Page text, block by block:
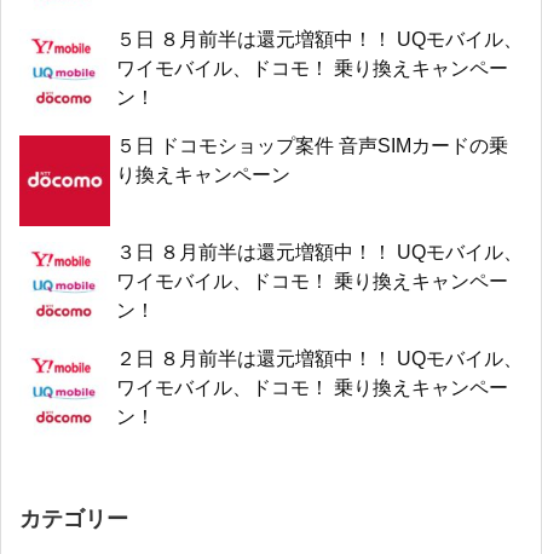
５日 ８月前半は還元増額中！！ UQモバイル、
ワイモバイル、ドコモ！ 乗り換えキャンペー
ン！
５日 ドコモショップ案件 音声SIMカードの乗
り換えキャンペーン
３日 ８月前半は還元増額中！！ UQモバイル、
ワイモバイル、ドコモ！ 乗り換えキャンペー
ン！
２日 ８月前半は還元増額中！！ UQモバイル、
ワイモバイル、ドコモ！ 乗り換えキャンペー
ン！
カテゴリー